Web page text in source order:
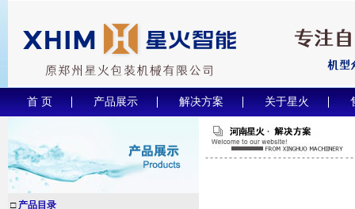
首 页 产品展示 解决方案 关于星火
□ 产品目录